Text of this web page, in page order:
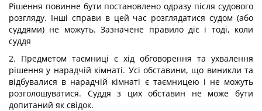
Рішення повинне бути постановлено одразу після судового
розгляду. Інші справи в цей час розглядатися судом (або
суддями) не можуть. Зазначене правило діє і тоді, коли
суддя
2. Предметом таємниці є хід обговорення та ухвалення
рішення у нарадчій кімнаті. Усі обставини, що виникли та
відбувалися в нарадчій кімнаті є таємницею і не можуть
розголошуватися. Суддя з цих обставин не може бути
допитаний як свідок.